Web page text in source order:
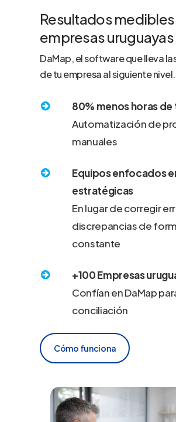
Resultados
empresas uruguayas
DaMap, el software que lleva
de tu empresa al siguiente nivel.
80% menos horas
Automatización de
manuales
Equipos enfocados
estratégicas
En lugar de corregir
discrepancias de
constante
+100 Empresas
Confían en DaMap
conciliación
Cómo funciona